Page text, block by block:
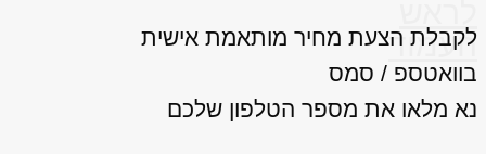
העמוד
לקבלת הצעת מחיר מותאמת אישית
בוואטספ / סמס
נא מלאו את מספר הטלפון שלכם